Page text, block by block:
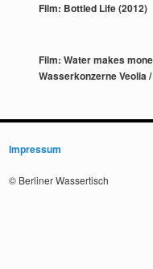
Film: Bottled Life (2012)
Film: Water makes
Wasserkonzerne Veolia
Impressum
© Berliner Wassertisch